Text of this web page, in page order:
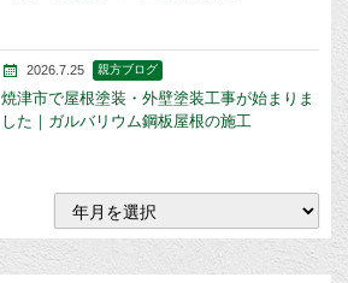
2026.7.25 親方ブログ
焼津市で屋根塗装・外壁塗装工事が始まりま
した｜ガルバリウム鋼板屋根の施工